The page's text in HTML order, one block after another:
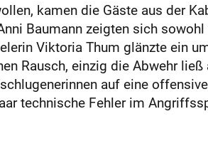
kamen die Gäste aus der
Baumann zeigten sich
Viktoria Thum glänzte ein
Rausch, einzig die Abwehr ließ
auf eine
technische Fehler im